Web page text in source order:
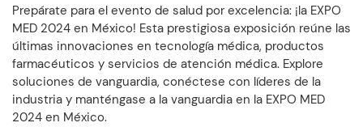
Prepárate para el evento de salud por excelencia: ¡la EXPO
MED 2024 en México! Esta prestigiosa exposición reúne las
últimas innovaciones en tecnología médica, productos
farmacéuticos y servicios de atención médica. Explore
soluciones de vanguardia, conéctese con líderes de la
industria y manténgase a la vanguardia en la EXPO MED
2024 en México.